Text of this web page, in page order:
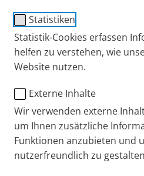
Statistiken
Statistik-Cookies erfassen
helfen zu verstehen, wie
Website nutzen.
Externe Inhalte
Wir verwenden externe
um Ihnen zusätzliche
Funktionen anzubieten und
nutzerfreundlich zu
Menschen mit
Mukoviszidose, chronischer
Ciliärer Dyskinesie (PCD)
für Atemphysiotherapie und
Bronchien von Schleim zu
Zeitersparnis bei gleich